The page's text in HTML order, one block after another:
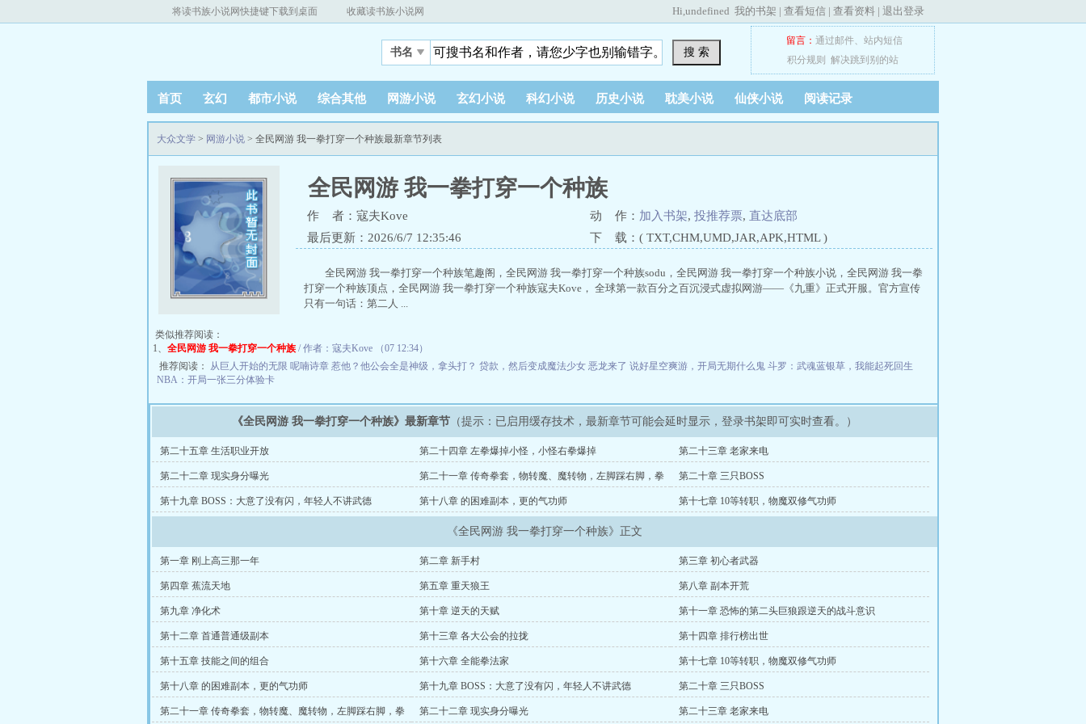
将读书族小说网快捷键下载到桌面 收藏读书族小说网 Hi,undefined 我的书架 | 查看短信 | 查看资料 | 退出登录
书名 搜 索
留言： 通过邮件、 站内短信
积分规则
解决跳到别的站
首页 玄幻 都市小说 综合其他 网游小说 玄幻小说 科幻小说 历史小说 耽美小说 仙侠小说 阅读记录
大众文学 > 网游小说 > 全民网游 我一拳打穿一个种族最新章节列表
全民网游 我一拳打穿一个种族
作 者：寇夫Kove 动 作： 加入书架, 投推荐票, 直达底部
最后更新：2026/6/7 12:35:46
下 载：( TXT,CHM,UMD,JAR,APK,HTML )
全民网游 我一拳打穿一个种族笔趣阁，全民网游 我一拳打穿一个种族sodu，全民网游 我一拳打穿一个种族小说，全民网游 我一拳
打穿一个种族顶点，全民网游 我一拳打穿一个种族寇夫Kove， 全球第一款百分之百沉浸式虚拟网游——《九重》正式开服。官方宣传
只有一句话：第二人 ...
类似推荐阅读：
1、 全民网游 我一拳打穿一个种族 / 作者：寇夫Kove （07 12:34）
推荐阅读： 从巨人开始的无限 呢喃诗章 惹他？他公会全是神级，拿头打？ 贷款，然后变成魔法少女 恶龙来了 说好星空爽游，开局无期什么鬼 斗罗：武魂蓝银草，我能起死回生
NBA：开局一张三分体验卡
《全民网游 我一拳打穿一个种族》最新章节 （提示：已启用缓存技术，最新章节可能会延时显示，登录书架即可实时查看。）
第二十五章 生活职业开放 第二十四章 左拳爆掉小怪，小怪右拳爆掉 第二十三章 老家来电
第二十二章 现实身分曝光
第二十一章 传奇拳套，物转魔、魔转物，左脚踩右脚，拳
天帝
第二十章 三只BOSS
第十九章 BOSS：大意了没有闪，年轻人不讲武德 第十八章 的困难副本，更的气功师 第十七章 10等转职，物魔双修气功师
《全民网游 我一拳打穿一个种族》正文
第一章 刚上高三那一年 第二章 新手村 第三章 初心者武器
第四章 蕉流天地 第五章 重天狼王 第八章 副本开荒
第九章 净化术 第十章 逆天的天赋 第十一章 恐怖的第二头巨狼跟逆天的战斗意识
第十二章 首通普通级副本 第十三章 各大公会的拉拢 第十四章 排行榜出世
第十五章 技能之间的组合 第十六章 全能拳法家 第十七章 10等转职，物魔双修气功师
第十八章 的困难副本，更的气功师 第十九章 BOSS：大意了没有闪，年轻人不讲武德 第二十章 三只BOSS
第二十一章 传奇拳套，物转魔、魔转物，左脚踩右脚，拳 第二十二章 现实身分曝光 第二十三章 老家来电